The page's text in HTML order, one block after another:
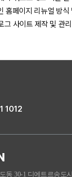
홈페이지 리뉴얼 방식
그 사이트 제작 및 관리
동 30-1 디에트르송도
1012